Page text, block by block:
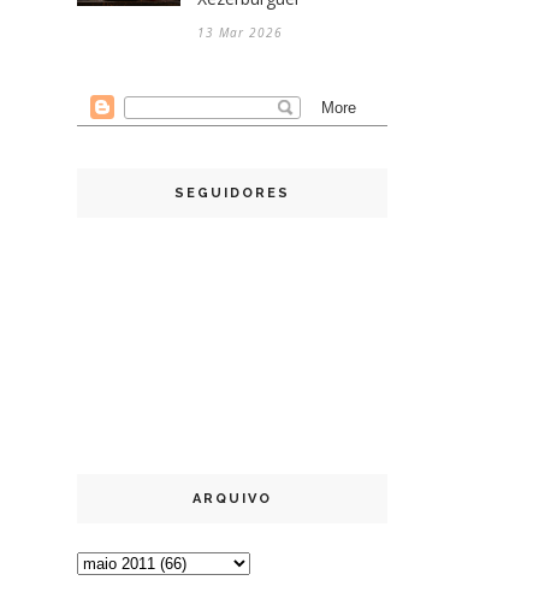
13 Mar 2026
SEGUIDORES
ARQUIVO